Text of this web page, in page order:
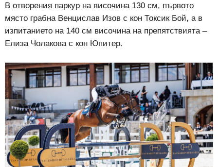
В отворения паркур на височина 130 см, първото
място грабна Венцислав Изов с кон Токсик Бой, а в
изпитанието на 140 см височина на препятствията –
Елиза Чолакова с кон Юпитер.